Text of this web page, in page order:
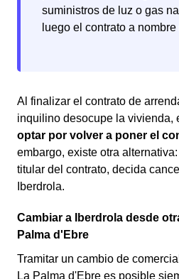
suministros de luz o gas
luego el contrato a
Al finalizar el contrato de
inquilino desocupe la vivienda,
optar por volver a poner el
embargo, existe otra
titular del contrato, decida
Iberdrola.
Cambiar a Iberdrola desde
Palma d'Ebre
Tramitar un cambio de
La Palma d'Ebre es posible